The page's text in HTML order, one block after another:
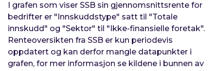
I grafen som viser SSB sin gjennomsnittsrente for
bedrifter er "Innskuddstype" satt til "Totale
innskudd" og "Sektor" til "Ikke-finansielle foretak".
Renteoversikten fra SSB er kun periodevis
oppdatert og kan derfor mangle datapunkter i
grafen, for mer informasjon se kildene i bunnen av